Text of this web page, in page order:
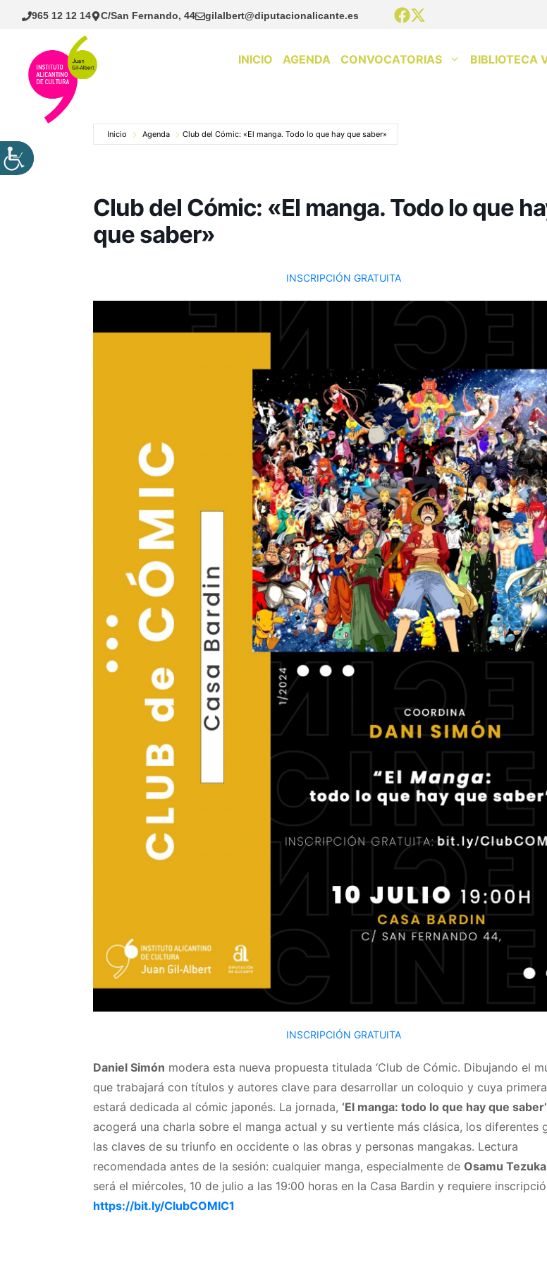
Saltar
965 12 12 14 C/San Fernando, 44 gilalbert@diputacionalicante.es
INICIO AGENDA CONVOCATORIAS BIBLIOTECA
Inicio Agenda Club del Cómic: «El manga. Todo lo que hay que saber»
Club del Cómic: «El manga. Todo lo que
que saber»
INSCRIPCIÓN GRATUITA
INSCRIPCIÓN GRATUITA
Daniel Simón modera esta nueva propuesta titulada ‘Club de Cómic. Dibujando el
que trabajará con títulos y autores clave para desarrollar un coloquio y cuya
estará dedicada al cómic japonés. La jornada, ‘El manga: todo lo que hay que saber’
acogerá una charla sobre el manga actual y su vertiente más clásica, los diferentes
las claves de su triunfo en occidente o las obras y personas mangakas. Lectura
recomendada antes de la sesión: cualquier manga, especialmente de Osamu Tezuka
será el miércoles, 10 de julio a las 19:00 horas en la Casa Bardin y requiere
https://bit.ly/ClubCOMIC1